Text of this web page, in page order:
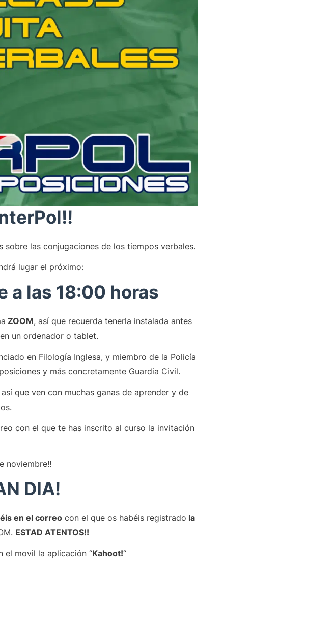
las conjugaciones de los tiempos verbales.
lugar el próximo:
a las 18:00 horas
ZOOM, así que recuerda tenerla instalada antes
un ordenador o tablet.
en Filología Inglesa, y miembro de la Policía
y más concretamente Guardia Civil.
que ven con muchas ganas de aprender y de
con el que te has inscrito al curso la invitación
noviembre!!
DIA!
en el correocon el que os habéis registrado la
ESTAD ATENTOS!!
el movil la aplicación “Kahoot!“